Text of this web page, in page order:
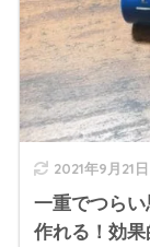
2021年9月21日
一重でつら
作れる！効